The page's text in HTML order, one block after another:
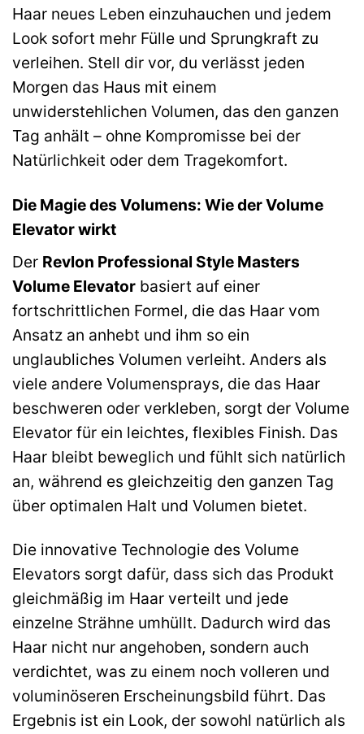
Haar neues Leben einzuhauchen und jedem
Look sofort mehr Fülle und Sprungkraft zu
verleihen. Stell dir vor, du verlässt jeden
Morgen das Haus mit einem
unwiderstehlichen Volumen, das den ganzen
Tag anhält – ohne Kompromisse bei der
Natürlichkeit oder dem Tragekomfort.
Die Magie des Volumens: Wie der Volume
Elevator wirkt
Der Revlon Professional Style Masters
Volume Elevator basiert auf einer
fortschrittlichen Formel, die das Haar vom
Ansatz an anhebt und ihm so ein
unglaubliches Volumen verleiht. Anders als
viele andere Volumensprays, die das Haar
beschweren oder verkleben, sorgt der Volume
Elevator für ein leichtes, flexibles Finish. Das
Haar bleibt beweglich und fühlt sich natürlich
an, während es gleichzeitig den ganzen Tag
über optimalen Halt und Volumen bietet.
Die innovative Technologie des Volume
Elevators sorgt dafür, dass sich das Produkt
gleichmäßig im Haar verteilt und jede
einzelne Strähne umhüllt. Dadurch wird das
Haar nicht nur angehoben, sondern auch
verdichtet, was zu einem noch volleren und
voluminöseren Erscheinungsbild führt. Das
Ergebnis ist ein Look, der sowohl natürlich als